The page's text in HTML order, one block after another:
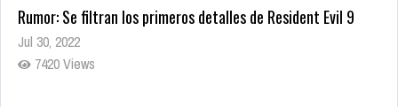
Rumor: Se filtran los primeros detalles de Resident Evil 9
Jul 30, 2022
7420 Views